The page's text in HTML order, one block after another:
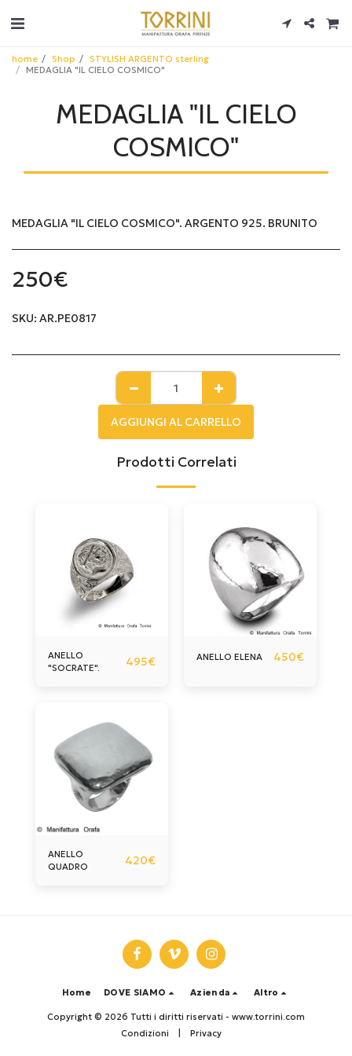
home Shop
STYLISH ARGENTO sterling
MEDAGLIA "IL CIELO COSMICO"
MEDAGLIA "IL CIELO
COSMICO"
MEDAGLIA "IL CIELO COSMICO". ARGENTO 925. BRUNITO
250€
SKU: AR.PE0817
AGGIUNGI AL CARRELLO
Prodotti Correlati
ANELLO
"SOCRATE".
495€ ANELLO ELENA 450€
ANELLO
QUADRO
420€
Home DOVE SIAMO Azienda Altro
Copyright © 2026 Tutti i diritti riservati - www.torrini.com
Condizioni
Privacy